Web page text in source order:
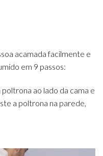
acamada facilmente e
em 9 passos:
ao lado da cama e
a poltrona na parede,